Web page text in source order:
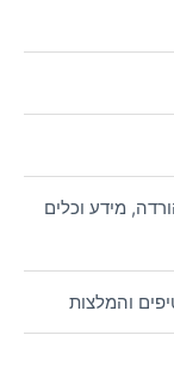
מידע וכלים
והמלצות